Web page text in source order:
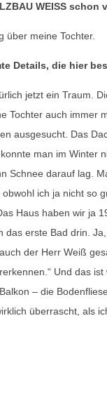
WEISS schon
über meine Tochter.
Details, die hier
jetzt ein Traum.
Tochter auch immer
ausgesucht. Das
man im Winter
Schnee darauf lag.
ich ja nicht so
Haus haben wir ja
das erste Bad drin.
der Herr Weiß
Und das
– die
überrascht, als